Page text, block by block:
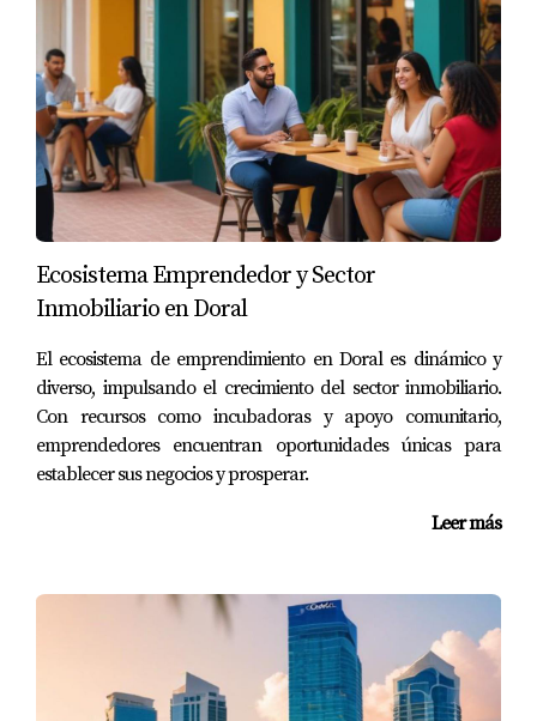
Ecosistema Emprendedor y Sector
Inmobiliario en Doral
El ecosistema de emprendimiento en Doral es dinámico y
diverso, impulsando el crecimiento del sector inmobiliario.
Con recursos como incubadoras y apoyo comunitario,
emprendedores encuentran oportunidades únicas para
establecer sus negocios y prosperar.
Leer más